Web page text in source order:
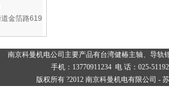
道金箔路619
南京科曼机电公司主要产品有台湾健椿主轴、导轨
手机：13770911234 电 话：025-
版权所有 ?2012 南京科曼机电有限公司 -